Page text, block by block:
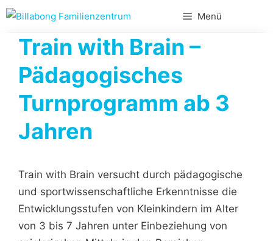
Zum
springen
Menü
Train with Brain –
Pädagogisches
Turnprogramm ab 3
Jahren
Train with Brain versucht durch pädagogische
und sportwissenschaftliche Erkenntnisse die
Entwicklungsstufen von Kleinkindern im Alter
von 3 bis 7 Jahren unter Einbeziehung von